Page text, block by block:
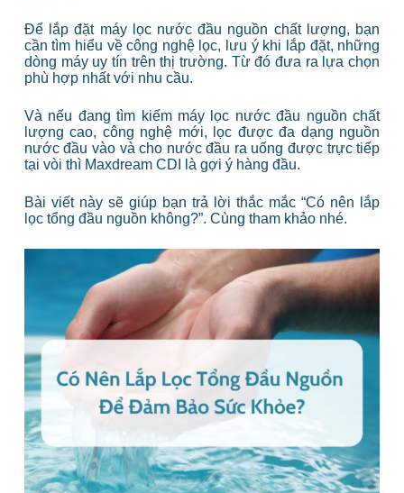
Để lắp đặt máy lọc nước đầu nguồn chất lượng, bạn
cần tìm hiểu về công nghệ lọc, lưu ý khi lắp đặt, những
dòng máy uy tín trên thị trường. Từ đó đưa ra lựa chọn
phù hợp nhất với nhu cầu.
Và nếu đang tìm kiếm máy lọc nước đầu nguồn chất
lượng cao, công nghệ mới, lọc được đa dạng nguồn
nước đầu vào và cho nước đầu ra uống được trực tiếp
tại vòi thì Maxdream CDI là gợi ý hàng đầu.
Bài viết này sẽ giúp bạn trả lời thắc mắc “Có nên lắp
lọc tổng đầu nguồn không?”. Cùng tham khảo nhé.